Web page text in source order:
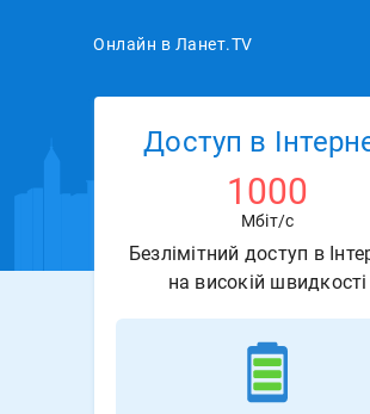
Онлайн в Ланет.TV
Доступ в
1000
Мбіт/с
Безлімітний доступ в
на високій швидкості